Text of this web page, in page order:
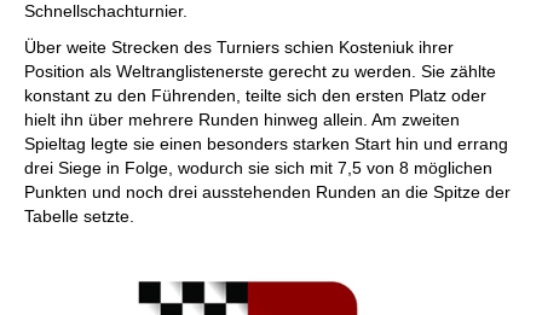
Schnellschachturnier.
Über weite Strecken des Turniers schien Kosteniuk ihrer
Position als Weltranglistenerste gerecht zu werden. Sie zählte
konstant zu den Führenden, teilte sich den ersten Platz oder
hielt ihn über mehrere Runden hinweg allein. Am zweiten
Spieltag legte sie einen besonders starken Start hin und errang
drei Siege in Folge, wodurch sie sich mit 7,5 von 8 möglichen
Punkten und noch drei ausstehenden Runden an die Spitze der
Tabelle setzte.